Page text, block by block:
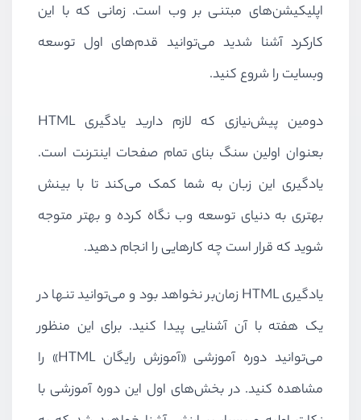
اپلیکیشن‌های مبتنی بر وب است. زمانی که با این
کارکرد آشنا شدید می‌توانید قدم‌های اول توسعه
وبسایت را شروع کنید.
دومین پیش‌نیازی که لازم دارید یادگیریHTML
بعنوان اولین سنگ بنای تمام صفحات اینترنت است.
یادگیری این زبان به شما کمک می‌کند تا با بینش
بهتری به دنیای توسعه وب نگاه کرده و بهتر متوجه
شوید که قرار است چه کارهایی را انجام دهید.
یادگیریHTML زمان‌بر نخواهد بود و می‌توانید تنها در
یک هفته با آن آشنایی پیدا کنید. برای این منظور
می‌توانید دوره آموزشی «آموزش رایگانHTML» را
مشاهده کنید. در بخش‌های اول این دوره آموزشی با